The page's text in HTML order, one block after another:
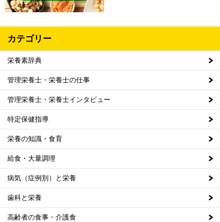
カテゴリー
栄養素辞典
管理栄養士・栄養士の仕事
管理栄養士・栄養士インタビュー
特定保健指導
栄養の知識・食育
給食・大量調理
病気（症例別）と栄養
歯科と栄養
高齢者の食事・介護食